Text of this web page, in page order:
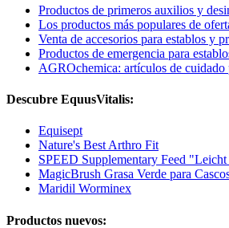
Productos de primeros auxilios y
Los productos más populares de
Venta de accesorios para establos y
Productos de emergencia para
AGROchemica: artículos de cuidado
Descubre EquusVitalis:
Equisept
Nature's Best Arthro Fit
SPEED Supplementary Feed "Leicht
MagicBrush Grasa Verde para
Maridil Worminex
Productos nuevos: